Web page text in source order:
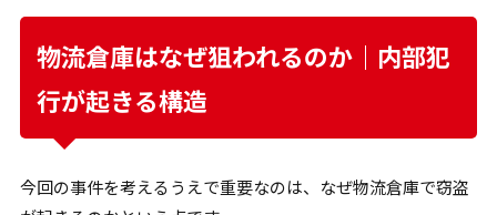
物流倉庫はなぜ狙われるのか｜内部犯
行が起きる構造
今回の事件を考えるうえで重要なのは、なぜ物流倉庫で窃盗